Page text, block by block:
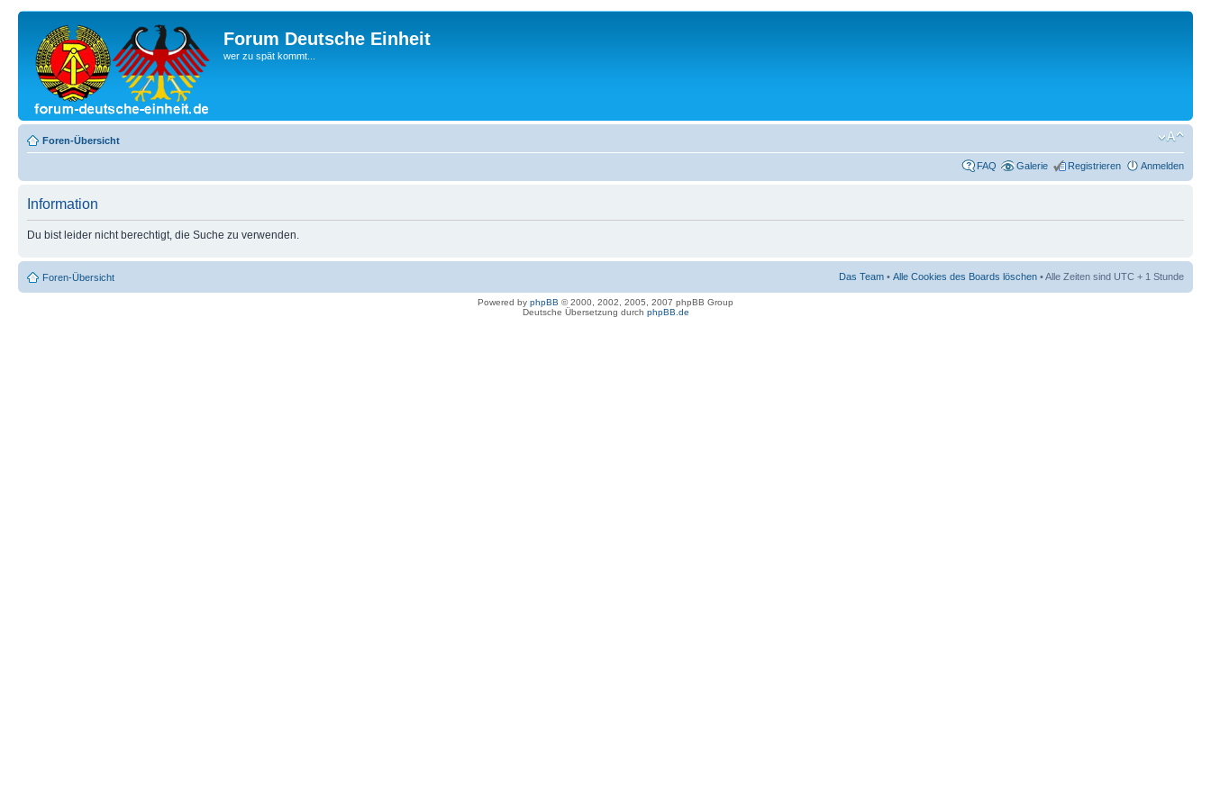
Forum Deutsche Einheit
wer zu spät kommt...
Foren-Übersicht
FAQ Galerie Registrieren Anmelden
Information
Du bist leider nicht berechtigt, die Suche zu verwenden.
Foren-Übersicht Das Team • Alle Cookies des Boards löschen • Alle Zeiten sind UTC + 1 Stunde
Powered by phpBB © 2000, 2002, 2005, 2007 phpBB Group
Deutsche Übersetzung durch phpBB.de